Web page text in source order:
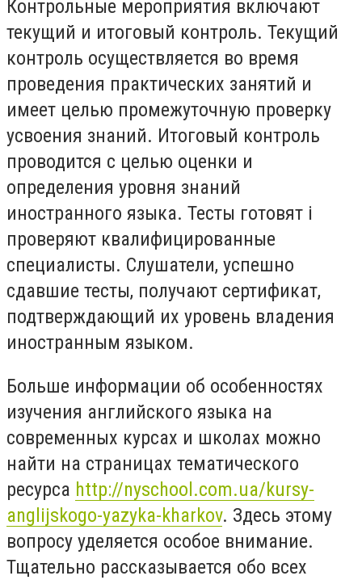
Контрольные мероприятия включают
текущий и итоговый контроль. Текущий
контроль осуществляется во время
проведения практических занятий и
имеет целью промежуточную проверку
усвоения знаний. Итоговый контроль
проводится с целью оценки и
определения уровня знаний
иностранного языка. Тесты готовят i
проверяют квалифицированные
специалисты. Слушатели, успешно
сдавшие тесты, получают сертификат,
подтверждающий их уровень владения
иностранным языком.
Больше информации об особенностях
изучения английского языка на
современных курсах и школах можно
найти на страницах тематического
ресурса http://nyschool.com.ua/kursy-
anglijskogo-yazyka-kharkov. Здесь этому
вопросу уделяется особое внимание.
Тщательно рассказывается обо всех